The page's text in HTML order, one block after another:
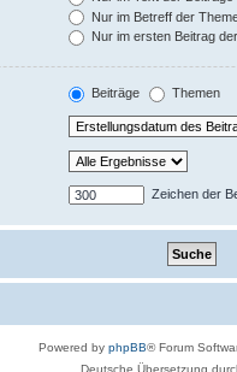
Nur im Betreff der
Nur im ersten Beitrag
Beiträge Themen
Zeichen der
Powered by phpBB® Forum
Deutsche Übersetzung